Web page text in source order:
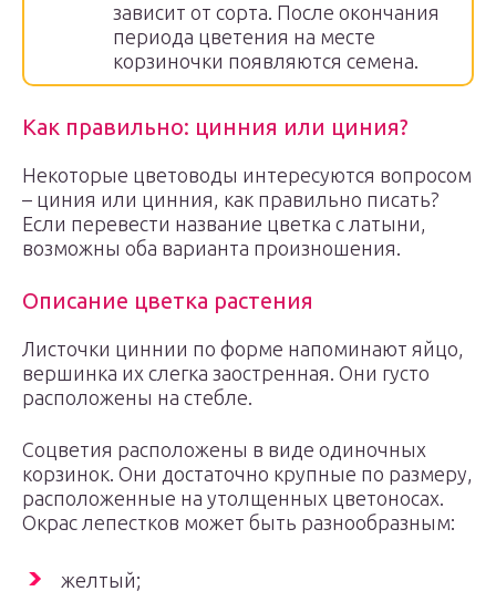
зависит от сорта. После окончания
периода цветения на месте
корзиночки появляются семена.
Как правильно: цинния или циния?
Некоторые цветоводы интересуются вопросом
– циния или цинния, как правильно писать?
Если перевести название цветка с латыни,
возможны оба варианта произношения.
Описание цветка растения
Листочки циннии по форме напоминают яйцо,
вершинка их слегка заостренная. Они густо
расположены на стебле.
Соцветия расположены в виде одиночных
корзинок. Они достаточно крупные по размеру,
расположенные на утолщенных цветоносах.
Окрас лепестков может быть разнообразным:
желтый;